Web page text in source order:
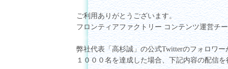
ご利用ありがとうございます。
フロンティアファクトリー コンテンツ運営チ
弊社代表「高杉誠」の公式Twitterのフォロワー
１０００名を達成した場合、下記内容の配信